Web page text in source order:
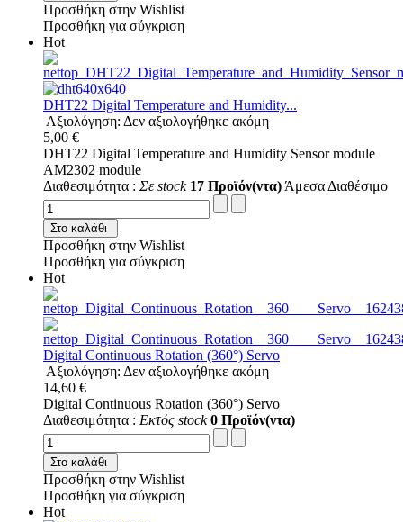
Προσθήκη στην Wishlist
Προσθήκη για σύγκριση
Hot
DHT22 Digital Temperature and Humidity...
Αξιολόγηση: Δεν αξιολογήθηκε ακόμη
5,00 €
DHT22 Digital Temperature and Humidity Sensor module
AM2302 module
Διαθεσιμότητα : Σε stock 17 Προϊόν(ντα) Άμεσα Διαθέσιμο
Στο καλάθι
Προσθήκη στην Wishlist
Προσθήκη για σύγκριση
Hot
Digital Continuous Rotation (360°) Servo
Αξιολόγηση: Δεν αξιολογήθηκε ακόμη
14,60 €
Digital Continuous Rotation (360°) Servo
Διαθεσιμότητα : Εκτός stock 0 Προϊόν(ντα)
Στο καλάθι
Προσθήκη στην Wishlist
Προσθήκη για σύγκριση
Hot